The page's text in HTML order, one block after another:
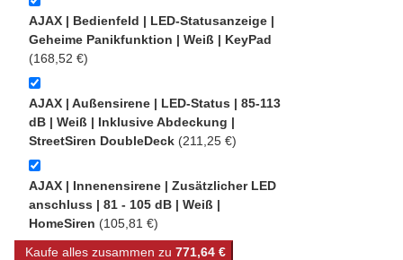
AJAX | Bedienfeld | LED-Statusanzeige |
Geheime Panikfunktion | Weiß | KeyPad
(168,52 €)
AJAX | Außensirene | LED-Status | 85-113
dB | Weiß | Inklusive Abdeckung |
StreetSiren DoubleDeck (211,25 €)
AJAX | Innenensirene | Zusätzlicher LED
anschluss | 81 - 105 dB | Weiß |
HomeSiren (105,81 €)
Kaufe alles zusammen zu 771,64 €